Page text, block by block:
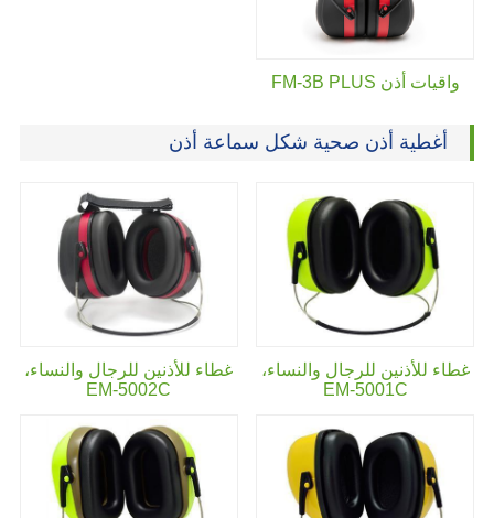
واقيات أذن FM-3B PLUS
أغطية أذن صحية شكل سماعة أذن
غطاء للأذنين للرجال والنساء،
EM-5001C
غطاء للأذنين للرجال والنساء،
EM-5002C